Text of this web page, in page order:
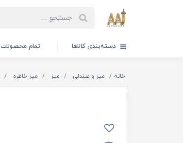
دسته‌بندی کالاها تمام محصولات
خانه میز و صندلی میز میز خاطره